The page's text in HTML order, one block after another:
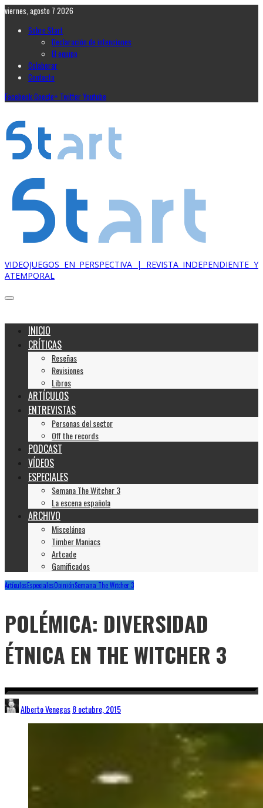
viernes, agosto 7 2026
Sobre Start
Declaración de intenciones
El equipo
Colaborar
Contacto
FacebookGoogle+ TwitterYoutube
VIDEOJUEGOS EN PERSPECTIVA | REVISTA INDEPENDIENTE Y
ATEMPORAL
INICIO
CRÍTICAS
Reseñas
Revisiones
Libros
ARTÍCULOS
ENTREVISTAS
Personas del sector
Off the records
PODCAST
VÍDEOS
ESPECIALES
Semana The Witcher 3
La escena española
ARCHIVO
Miscelánea
Timber Maniacs
Artcade
Gamificados
ArtículosEspecialesOpiniónSemana The Witcher 3
POLÉMICA: DIVERSIDAD
ÉTNICA EN THE WITCHER 3
Alberto Venegas8 octubre, 2015